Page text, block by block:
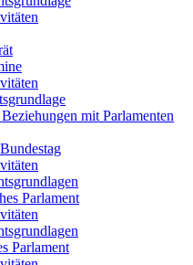
mit Parlamenten
Parlament
Parlament